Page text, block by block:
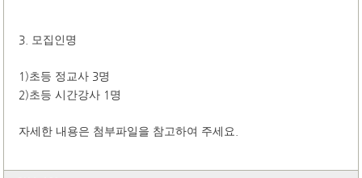
3. 모집인명
1)초등 정교사 3명
2)초등 시간강사 1 명
자세한 내용은 첨부파일을 참고하여 주세요